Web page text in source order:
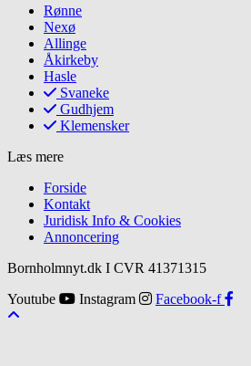
Rønne
Nexø
Allinge
Åkirkeby
Hasle
Svaneke
Gudhjem
Klemensker
Læs mere
Forside
Kontakt
Juridisk Info & Cookies​
Annoncering
Bornholmnyt.dk I CVR 41371315
Youtube
Instagram Facebook-f